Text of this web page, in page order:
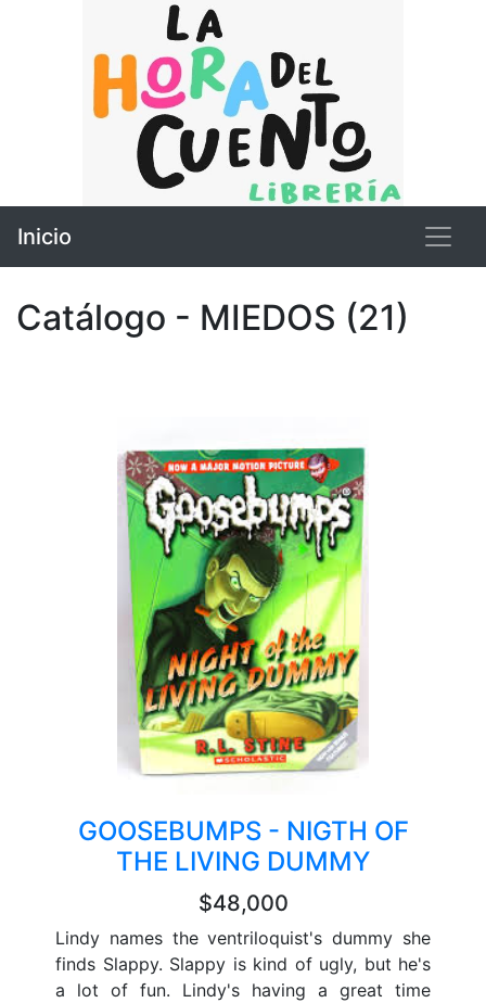
Inicio
Catálogo - MIEDOS (21)
GOOSEBUMPS - NIGTH OF
THE LIVING DUMMY
$48,000
Lindy names the ventriloquist's dummy she
finds Slappy. Slappy is kind of ugly, but he's
a lot of fun. Lindy's having a great time